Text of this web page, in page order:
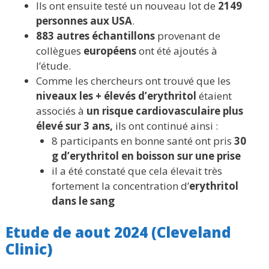
Ils ont ensuite testé un nouveau lot de 2149
personnes aux USA.
883 autres échantillons provenant de
collègues européensont été ajoutés à
l’étude.
Comme les chercheurs ont trouvé que les
niveaux les + élevés d’erythritol étaient
associés à un risque cardiovasculaire plus
élevé sur 3 ans, ils ont continué ainsi :
8 participants en bonne santé ont pris 30
g d’erythritol en boisson sur une prise
il a été constaté que cela élevait très
fortement la concentration d’erythritol
dans le sang
Etude de aout 2024 (Cleveland
Clinic)